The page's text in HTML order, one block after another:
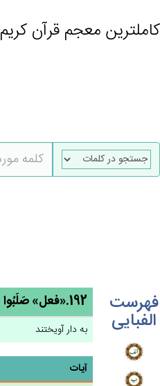
کاملترین معجم قرآن کریم
فهرست
الفبایی
192.«فعل» صَلَبُوا [1] ← صلب
به دار آویختند
آیات